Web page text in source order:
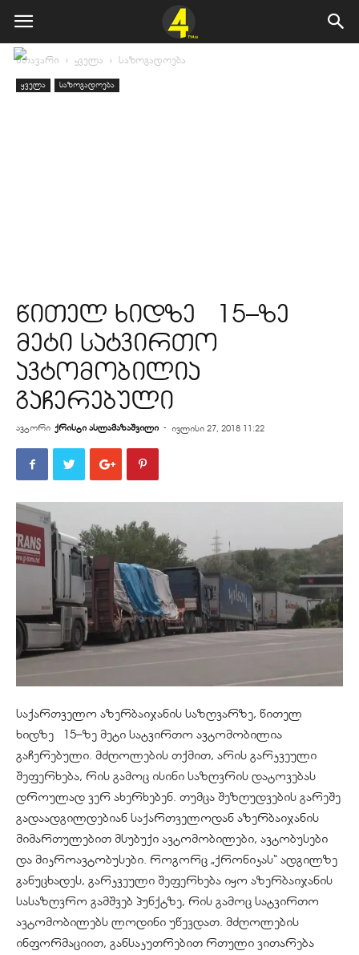
მთავარი ყველა საზოგადოება
ყველა საზოგადოება
წითელ ხიდზე 15–ზე
მეტი სატვირთო
ავტომობილია
გაჩერებული
ავტორი ქრისტი ასლამაზაშვილი - ივლისი 27, 2018 11:22
საქართველო აზერბაიჯანის საზღვარზე, წითელ
ხიდზე 15–ზე მეტი სატვირთო ავტომობილია
გაჩერებული. მძღოლების თქმით, არის გარკვეული
შეფერხება, რის გამოც ისინი საზღვრის დატოვებას
დროულად ვერ ახერხებენ. თუმცა შეზღუდვების გარეშე
გადაადგილდებიან საქართველოდან აზერბაიჯანის
მიმართულებით მსუბუქი ავტომობილები, ავტობუსები
და მიკროავტობუსები. როგორც „ქრონიკას“ ადგილზე
განუცხადეს, გარკვეული შეფერხება იყო აზერბაიჯანის
სასაზღვრო გამშვებ პუნქტზე, რის გამოც სატვირთო
ავტომობილებს ლოდინი უწევდათ. მძღოლების
ინფორმაციით, განსაკუთრებით რთული ვითარება